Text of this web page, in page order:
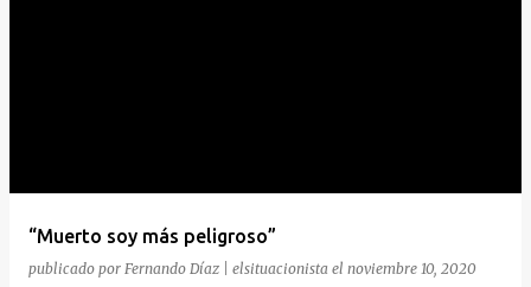
“Muerto soy más peligroso”
publicado por Fernando Díaz | elsituacionista el noviembre 10, 2020